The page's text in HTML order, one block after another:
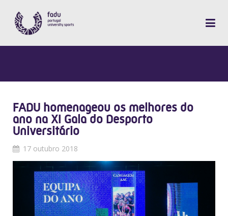
FADU homenageou os melhores do
ano na XI Gala do Desporto
Universitário
17 outubro 2018